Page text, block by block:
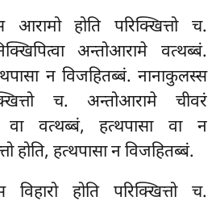
होति परिक्खित्तो च.
अन्तोआरामे वत्थब्बं.
न विजहितब्बं. नानाकुलस्स
च. अन्तोआरामे चीवरं
वा वत्थब्बं, हत्थपासा वा न
होति, हत्थपासा न विजहितब्बं.
विहारो होति परिक्खित्तो च.